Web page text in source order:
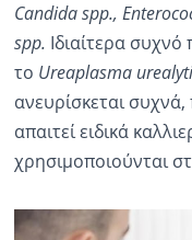
Candida spp.,
spp. Ιδιαίτερα
το Ureaplasma
ανευρίσκεται
απαιτεί ειδικά
χρησιμοποιούνται